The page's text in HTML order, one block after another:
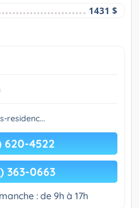
1431 $
residenc...
620-4522
363-0663
: de 9h à 17h